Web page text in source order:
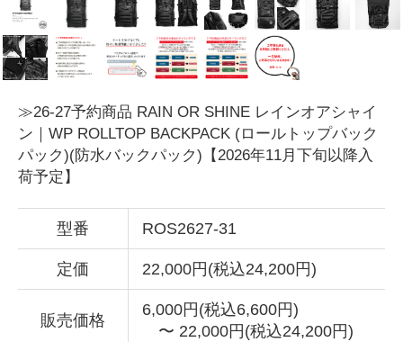
≫26-27予約商品 RAIN OR SHINE レインオアシャイ
ン｜WP ROLLTOP BACKPACK (ロールトップバック
パック)(防水バックパック)【2026年11月下旬以降入
荷予定】
型番 ROS2627-31
定価 22,000円(税込24,200円)
販売価格
6,000円(税込6,600円)
〜 22,000円(税込24,200円)